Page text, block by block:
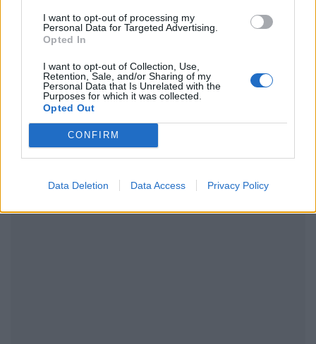
I want to opt-out of processing my
Personal Data for Targeted Advertising.
Opted In
I want to opt-out of Collection, Use,
Retention, Sale, and/or Sharing of my
Personal Data that Is Unrelated with the
Purposes for which it was collected.
Opted Out
CONFIRM
Data Deletion Data Access Privacy Policy
ΔΙΑΦΗΜΙΣΗ